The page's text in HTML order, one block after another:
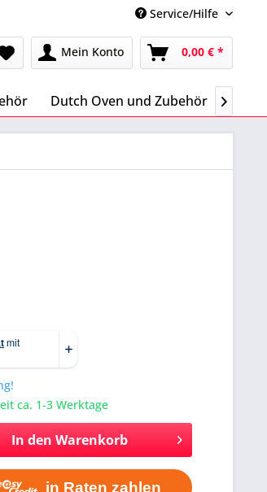
Service/Hilfe
Mein Konto 0,00 € *
Dutch Oven und Zubehör 
ca. 1-3 Werktage
In den Warenkorb